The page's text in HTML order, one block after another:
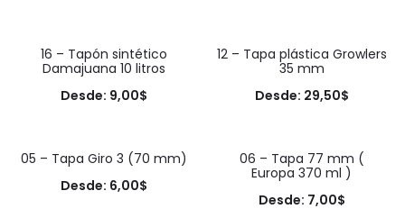
16 – Tapón sintético
Damajuana 10 litros
Desde: 9,00$
12 – Tapa plástica Growlers
35 mm
Desde: 29,50$
05 – Tapa Giro 3 (70 mm)
Desde: 6,00$
06 – Tapa 77 mm (
Europa 370 ml )
Desde: 7,00$